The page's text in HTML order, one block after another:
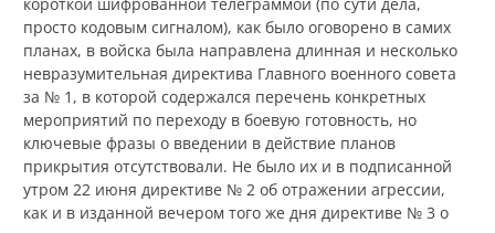
короткой шифрованной телеграммой (по сути дела,
просто кодовым сигналом), как было оговорено в самих
планах, в войска была направлена длинная и несколько
невразумительная директива Главного военного совета
за № 1, в которой содержался перечень конкретных
мероприятий по переходу в боевую готовность, но
ключевые фразы о введении в действие планов
прикрытия отсутствовали. Не было их и в подписанной
утром 22 июня директиве № 2 об отражении агрессии,
как и в изданной вечером того же дня директиве № 3 о